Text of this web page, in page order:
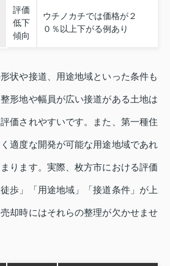
評価
低下
傾向
ウチノカチでは価格が２
０％以上下がる例あり
状や接道、用途地域といった条件も
形地や幅員が広い接道がある土地は
価されやすいです。また、第一種住
適度な開発が可能な用途地域であれ
ります。実際、枚方市における評価
歩」「用途地域」「接道条件」が上
却時にはそれらの整理が欠かせませ